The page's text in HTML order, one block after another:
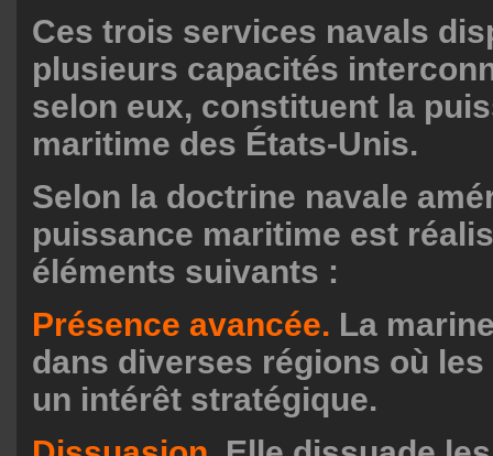
Ces trois services navals
plusieurs capacités
selon eux, constituent la
maritime des États-Unis.
Selon la doctrine navale
puissance maritime est
éléments suivants :
Présence avancée. La
dans diverses régions où
un intérêt stratégique.